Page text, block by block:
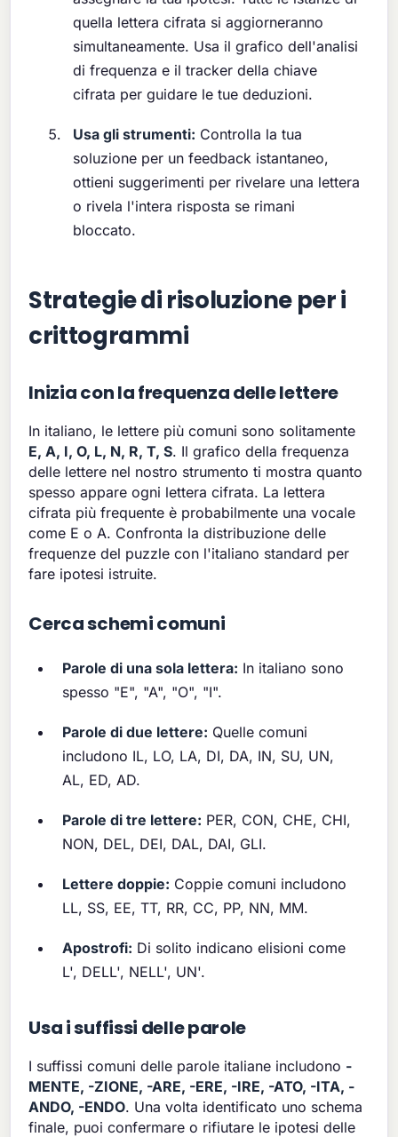
quella lettera cifrata si aggiorneranno
simultaneamente. Usa il grafico dell'analisi
di frequenza e il tracker della chiave
cifrata per guidare le tue deduzioni.
Usa gli strumenti: Controlla la tua
soluzione per un feedback istantaneo,
ottieni suggerimenti per rivelare una lettera
o rivela l'intera risposta se rimani
bloccato.
Strategie di risoluzione per i
crittogrammi
Inizia con la frequenza delle lettere
In italiano, le lettere più comuni sono solitamente
E, A, I, O, L, N, R, T, S. Il grafico della frequenza
delle lettere nel nostro strumento ti mostra quanto
spesso appare ogni lettera cifrata. La lettera
cifrata più frequente è probabilmente una vocale
come E o A. Confronta la distribuzione delle
frequenze del puzzle con l'italiano standard per
fare ipotesi istruite.
Cerca schemi comuni
Parole di una sola lettera: In italiano sono
spesso "E", "A", "O", "I".
Parole di due lettere: Quelle comuni
includono IL, LO, LA, DI, DA, IN, SU, UN,
AL, ED, AD.
Parole di tre lettere: PER, CON, CHE, CHI,
NON, DEL, DEI, DAL, DAI, GLI.
Lettere doppie: Coppie comuni includono
LL, SS, EE, TT, RR, CC, PP, NN, MM.
Apostrofi: Di solito indicano elisioni come
L', DELL', NELL', UN'.
Usa i suffissi delle parole
I suffissi comuni delle parole italiane includono -
MENTE, -ZIONE, -ARE, -ERE, -IRE, -ATO, -ITA, -
ANDO, -ENDO. Una volta identificato uno schema
finale, puoi confermare o rifiutare le ipotesi delle